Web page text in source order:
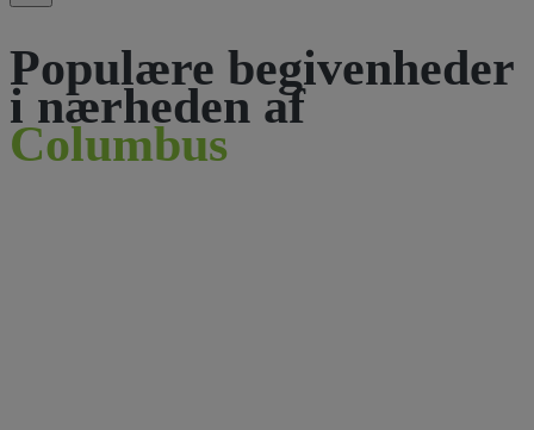
Populære begivenheder
i nærheden af
Columbus